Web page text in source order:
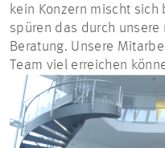
kein Konzern mischt sich
spüren das durch
Beratung. Unsere
Team viel erreichen